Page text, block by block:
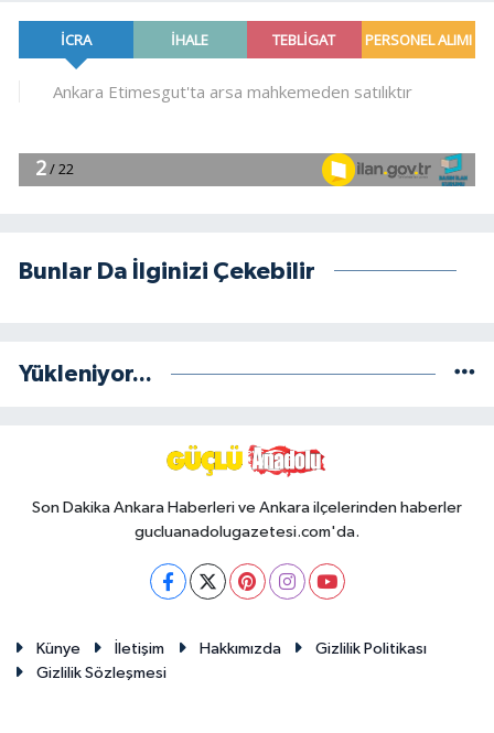
Bunlar Da İlginizi Çekebilir
Yükleniyor...
Son Dakika Ankara Haberleri ve Ankara ilçelerinden haberler
gucluanadolugazetesi.com'da.
Künye İletişim Hakkımızda
Gizlilik Politikası
Gizlilik Sözleşmesi